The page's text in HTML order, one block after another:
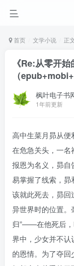
首页 文学小说 正
《Re:从零开
（
枫叶电子书
1年前更新
高中生菜月昴从便
在危急关头，一名
报恩为名义，昴自
易掌握了线索，昴
该就此死去，昴回
异世界时的位置。
归”——在他死后，
界中，少女并不
的恩情。为了夺